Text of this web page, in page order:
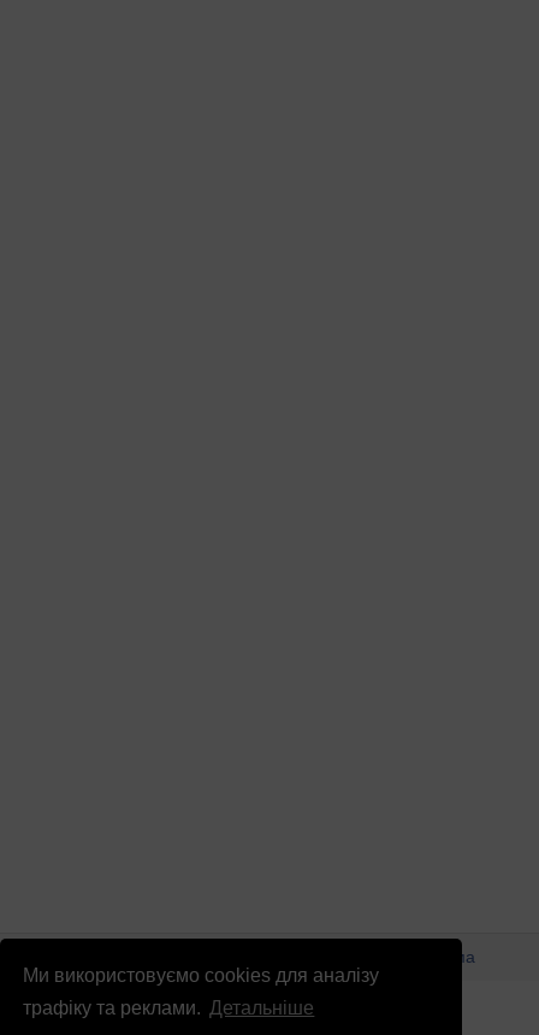
Ми використовуємо cookies для аналізу
трафіку та реклами. Детальніше
Реклама
info @patrioty.org.ua